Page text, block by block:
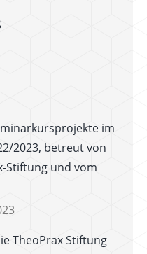
im
2023, betreut von
Stiftung und vom
TheoPrax Stiftung